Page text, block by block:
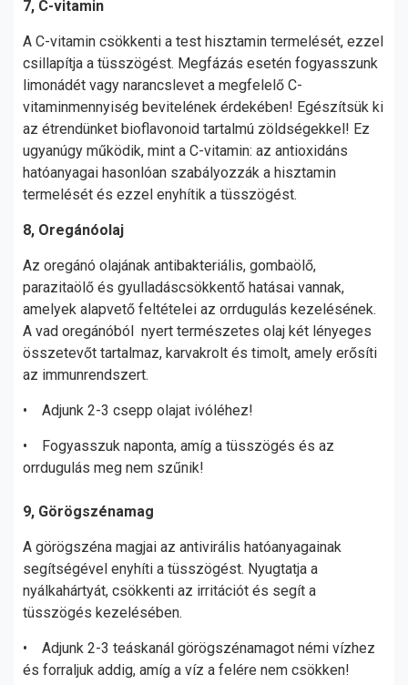
7, C-vitamin
A C-vitamin csökkenti a test hisztamin termelését, ezzel
csillapítja a tüsszögést. Megfázás esetén fogyasszunk
limonádét vagy narancslevet a megfelelő C-
vitaminmennyiség bevitelének érdekében! Egészítsük ki
az étrendünket bioflavonoid tartalmú zöldségekkel! Ez
ugyanúgy működik, mint a C-vitamin: az antioxidáns
hatóanyagai hasonlóan szabályozzák a hisztamin
termelését és ezzel enyhítik a tüsszögést.
8, Oregánóolaj
Az oregánó olajának antibakteriális, gombaölő,
parazitaölő és gyulladáscsökkentő hatásai vannak,
amelyek alapvető feltételei az orrdugulás kezelésének.
A vad oregánóból nyert természetes olaj két lényeges
összetevőt tartalmaz, karvakrolt és timolt, amely erősíti
az immunrendszert.
• Adjunk 2-3 csepp olajat ivóléhez!
• Fogyasszuk naponta, amíg a tüsszögés és az
orrdugulás meg nem szűnik!
9, Görögszénamag
A görögszéna magjai az antivirális hatóanyagainak
segítségével enyhíti a tüsszögést. Nyugtatja a
nyálkahártyát, csökkenti az irritációt és segít a
tüsszögés kezelésében.
• Adjunk 2-3 teáskanál görögszénamagot némi vízhez
és forraljuk addig, amíg a víz a felére nem csökken!